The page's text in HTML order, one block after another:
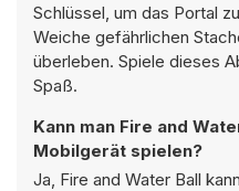
Schlüssel, um das Portal
Weiche gefährlichen
überleben. Spiele dieses
Spaß.
Kann man Fire and
Mobilgerät spielen?
Ja, Fire and Water Ball